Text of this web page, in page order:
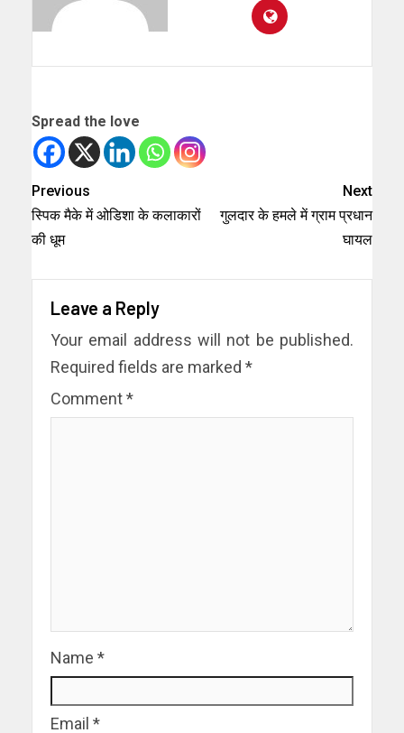
Spread the love
Previous
स्पिक मैके में ओडिशा के कलाकारों
की धूम
Next
गुलदार के हमले में ग्राम प्रधान
घायल
Leave a Reply
Your email address will not be published.
Required fields are marked *
Comment*
Name *
Email *